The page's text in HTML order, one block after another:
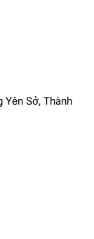
Yên Sở, Thành